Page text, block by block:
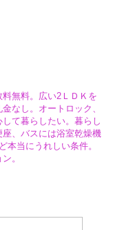
無料。広い2ＬＤＫを
なし。オートロック、
て暮らしたい。暮らし
、バスには浴室乾燥機
本当にうれしい条件。
。